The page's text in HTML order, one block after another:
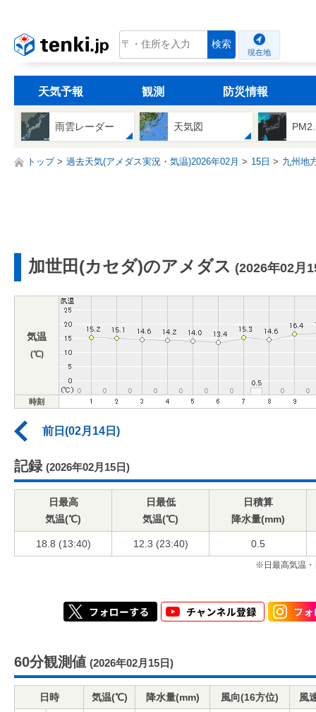
tenki.jp 検索
現在地
天気予報 観測 防災情報
雨雲レーダー 天気図
トップ 過去天気(アメダス実況・気温)2026年02月 15日 九州地
加世田(カセダ)のアメダス (2026年02月
気温
(℃)
時刻
前日(02月14日)
記録 (2026年02月15日)
日最高
気温(℃)
日最低
気温(℃)
日積算
降水量(mm)
18.8 (13:40) 12.3 (23:40) 0.5
※日最高気温・
60分観測値 (2026年02月15日)
日時 気温(℃) 降水量(mm) 風向(16方位) 風